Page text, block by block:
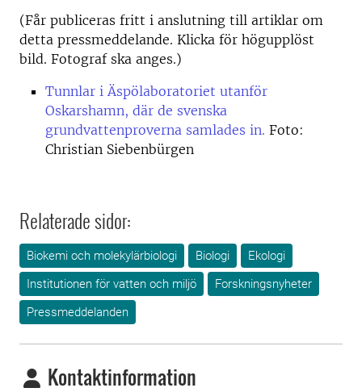
(Får publiceras fritt i anslutning till artiklar om
detta pressmeddelande. Klicka för högupplöst
bild. Fotograf ska anges.)
Tunnlar i Äspölaboratoriet utanför
Oskarshamn, där de svenska
grundvattenproverna samlades in. Foto:
Christian Siebenbürgen
Relaterade sidor:
Biokemi och molekylärbiologi Biologi
Ekologi
Institutionen för vatten och miljö
Forskningsnyheter
Pressmeddelanden
Kontaktinformation